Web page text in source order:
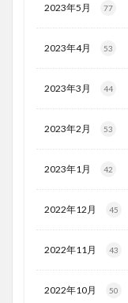
2023年5月 77
2023年4月 53
2023年3月 44
2023年2月 53
2023年1月 42
2022年12月 45
2022年11月 43
2022年10月 50